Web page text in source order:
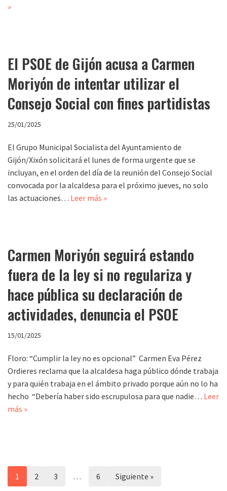
»
El PSOE de Gijón acusa a Carmen
Moriyón de intentar utilizar el
Consejo Social con fines partidistas
25/01/2025
El Grupo Municipal Socialista del Ayuntamiento de
Gijón/Xixón solicitará el lunes de forma urgente que se
incluyan, en el orden del día de la reunión del Consejo Social
convocada por la alcaldesa para el próximo jueves, no solo
las actuaciones… Leer más »
Carmen Moriyón seguirá estando
fuera de la ley si no regulariza y
hace pública su declaración de
actividades, denuncia el PSOE
15/01/2025
Floro: “Cumplir la ley no es opcional” Carmen Eva Pérez
Ordieres reclama que la alcaldesa haga público dónde trabaja
y para quién trabaja en el ámbito privado porque aún no lo ha
hecho “Debería haber sido escrupulosa para que nadie… Leer
más »
1 2 3 … 6 Siguiente »